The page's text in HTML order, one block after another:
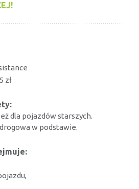
zł
dla pojazdów starszych.
w podstawie.